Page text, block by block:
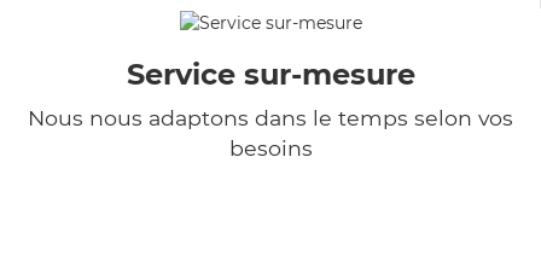
Service sur-mesure
Nous nous adaptons dans le temps selon vos
besoins